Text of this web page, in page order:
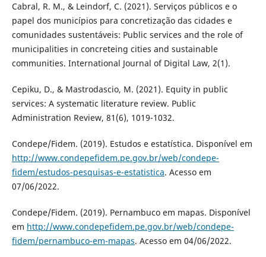
Cabral, R. M., & Leindorf, C. (2021). Serviços públicos e o
papel dos municípios para concretização das cidades e
comunidades sustentáveis: Public services and the role of
municipalities in concreteing cities and sustainable
communities. International Journal of Digital Law, 2(1).
Cepiku, D., & Mastrodascio, M. (2021). Equity in public
services: A systematic literature review. Public
Administration Review, 81(6), 1019-1032.
Condepe/Fidem. (2019). Estudos e estatística. Disponível em
http://www.condepefidem.pe.gov.br/web/condepe-
fidem/estudos-pesquisas-e-estatistica. Acesso em
07/06/2022.
Condepe/Fidem. (2019). Pernambuco em mapas. Disponível
em http://www.condepefidem.pe.gov.br/web/condepe-
fidem/pernambuco-em-mapas. Acesso em 04/06/2022.